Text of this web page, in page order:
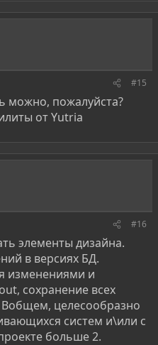
#15
можно, пожалуйста?
от Yutria
#16
элементы дизайна.
в версиях БД.
изменениями и
сохранение всех
Вобщем, целесообразно
систем и\или с
больше 2.